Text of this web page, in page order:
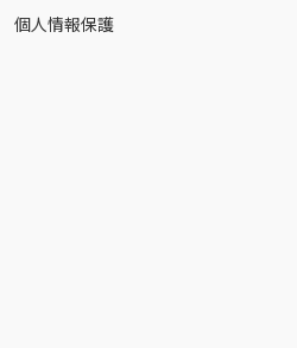
個人情報保護